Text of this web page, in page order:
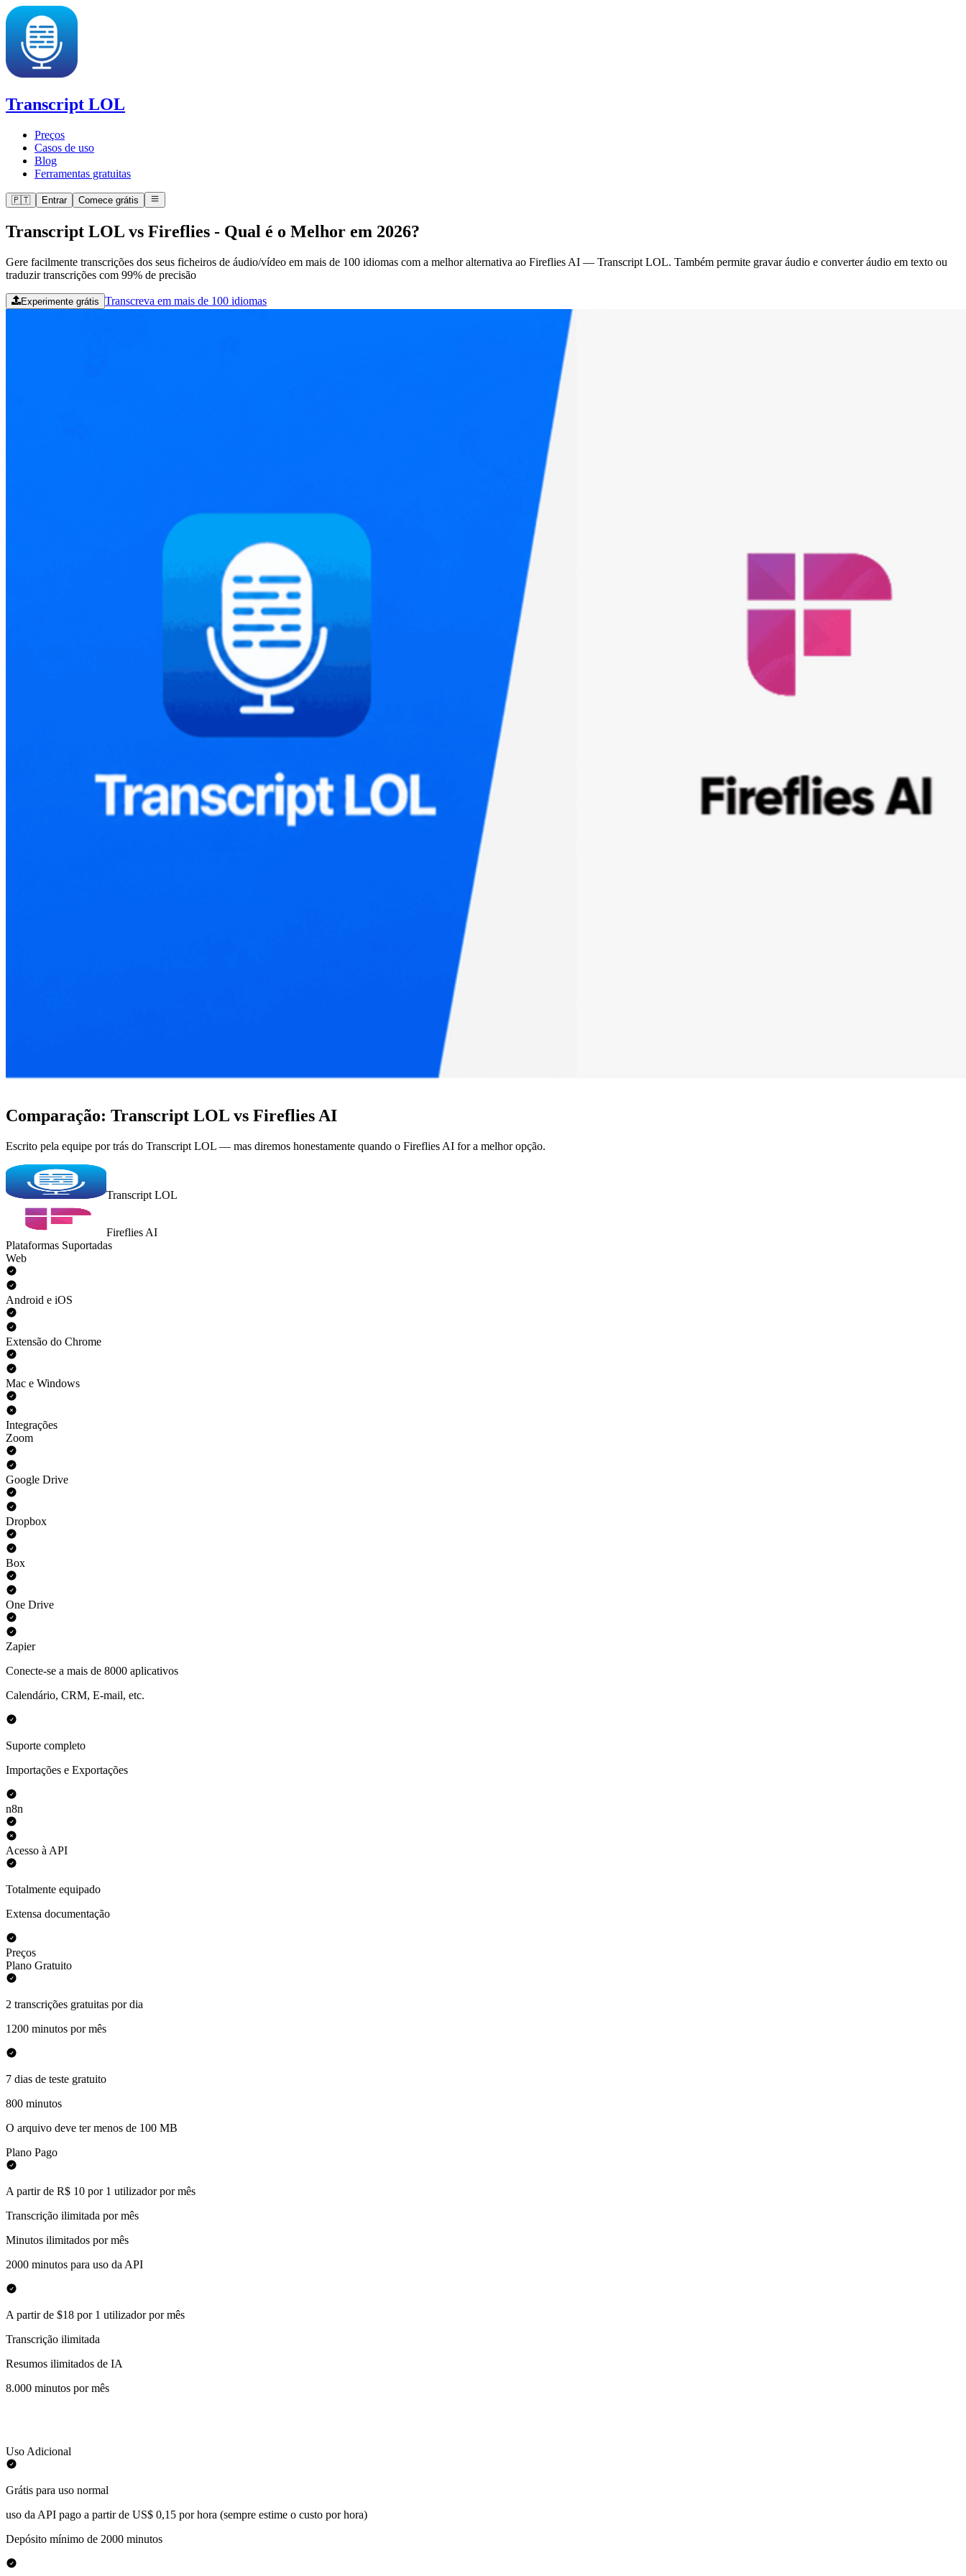
Transcript LOL
Preços
Casos de uso
Blog
Ferramentas gratuitas
🇵🇹 Entrar Comece grátis
Transcript LOL vs Fireflies - Qual é o Melhor em 2026?
Gere facilmente transcrições dos seus ficheiros de áudio/vídeo em mais de 100 idiomas com a melhor alternativa ao Fireflies AI — Transcript LOL. Também permite gravar áudio e converter áudio em texto ou
traduzir transcrições com 99% de precisão
Experimente grátis Transcreva em mais de 100 idiomas
Comparação: Transcript LOL vs Fireflies AI
Escrito pela equipe por trás do Transcript LOL — mas diremos honestamente quando o Fireflies AI for a melhor opção.
Transcript LOL
Fireflies AI
Plataformas Suportadas
Web
Android e iOS
Extensão do Chrome
Mac e Windows
Integrações
Zoom
Google Drive
Dropbox
Box
One Drive
Zapier
Conecte-se a mais de 8000 aplicativos
Calendário, CRM, E-mail, etc.
Suporte completo
Importações e Exportações
n8n
Acesso à API
Totalmente equipado
Extensa documentação
Preços
Plano Gratuito
2 transcrições gratuitas por dia
1200 minutos por mês
7 dias de teste gratuito
800 minutos
O arquivo deve ter menos de 100 MB
Plano Pago
A partir de R$ 10 por 1 utilizador por mês
Transcrição ilimitada por mês
Minutos ilimitados por mês
2000 minutos para uso da API
A partir de $18 por 1 utilizador por mês
Transcrição ilimitada
Resumos ilimitados de IA
8.000 minutos por mês
Uso Adicional
Grátis para uso normal
uso da API pago a partir de US$ 0,15 por hora (sempre estime o custo por hora)
Depósito mínimo de 2000 minutos